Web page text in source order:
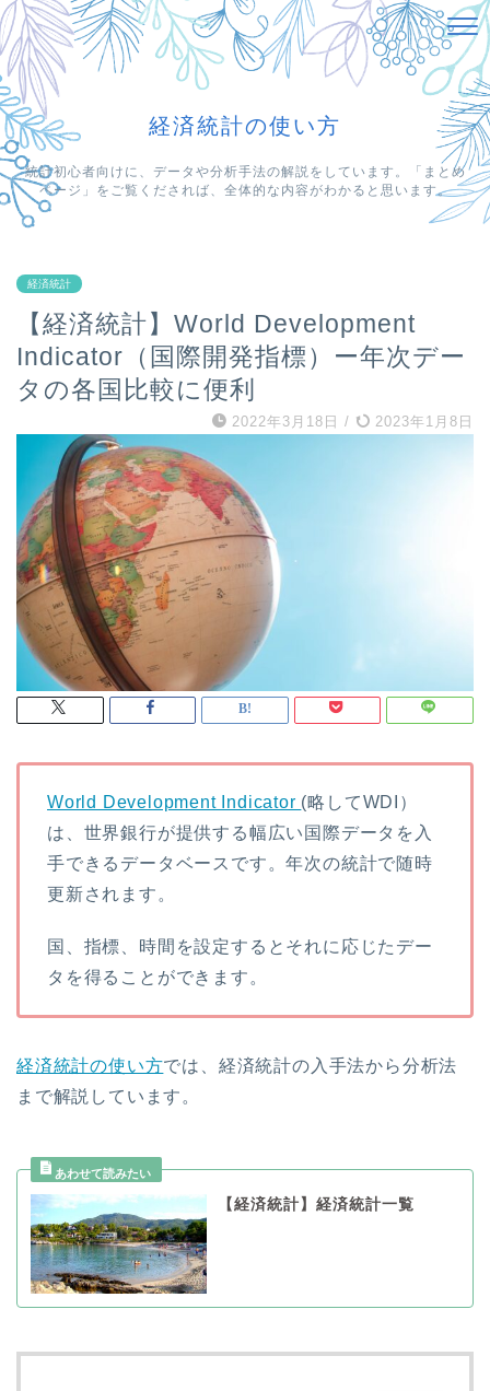
経済統計の使い方
統計初心者向けに、データや分析手法の解説をしています。「まとめ
ページ」をご覧くだされば、全体的な内容がわかると思います。
経済統計
【経済統計】World Development
Indicator（国際開発指標）ー年次デー
タの各国比較に便利
2022年3月18日 / 2023年1月8日
World Development Indicator (略してWDI）
は、世界銀行が提供する幅広い国際データを入
手できるデータベースです。年次の統計で随時
更新されます。
国、指標、時間を設定するとそれに応じたデー
タを得ることができます。
経済統計の使い方では、経済統計の入手法から分析法
まで解説しています。
【経済統計】経済統計一覧